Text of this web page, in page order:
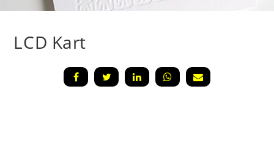
LCD Kart